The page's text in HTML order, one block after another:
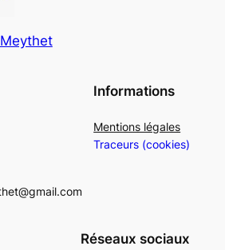
Informations
Mentions légales
Traceurs (cookies)
Réseaux sociaux